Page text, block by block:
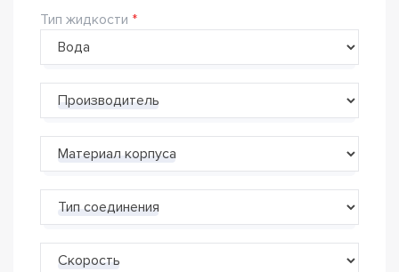
Тип жидкости
Производитель
Материал корпуса
Тип соединения
Скорость